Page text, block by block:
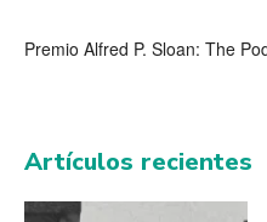
Premio Alfred P. Sloan: The
Artículos recientes